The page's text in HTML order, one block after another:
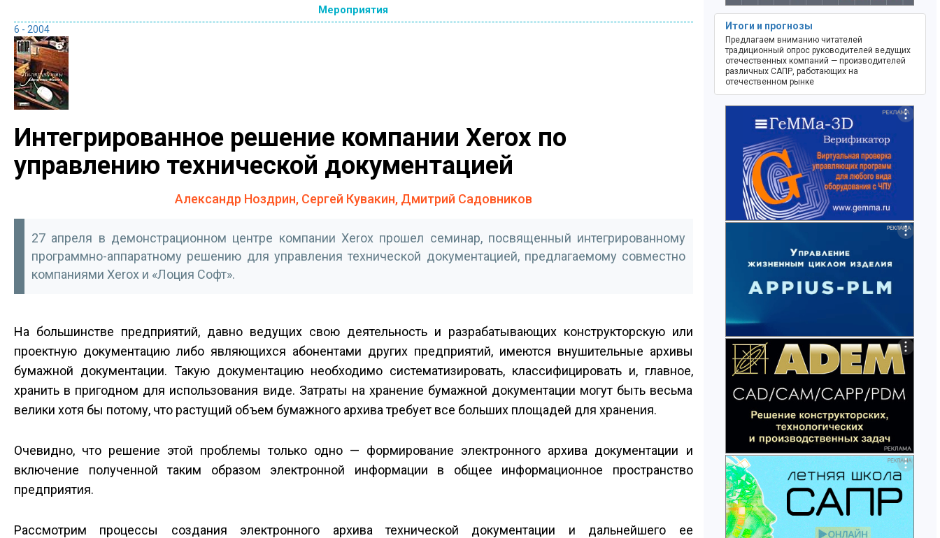
Мероприятия
6 - 2004
Интегрированное решение компании Xerox по
управлению технической документацией
Александр Ноздрин, Сергей Кувакин, Дмитрий Садовников
27 апреля в демонстрационном центре компании Xerox прошел семинар, посвященный интегрированному
программно-аппаратному решению для управления технической документацией, предлагаемому совместно
компаниями Xerox и «Лоция Софт».
На большинстве предприятий, давно ведущих свою деятельность и разрабатывающих конструкторскую или
проектную документацию либо являющихся абонентами других предприятий, имеются внушительные архивы
бумажной документации. Такую документацию необходимо систематизировать, классифицировать и, главное,
хранить в пригодном для использования виде. Затраты на хранение бумажной документации могут быть весьма
велики хотя бы потому, что растущий объем бумажного архива требует все больших площадей для хранения.
Очевидно, что решение этой проблемы только одно — формирование электронного архива документации и
включение полученной таким образом электронной информации в общее информационное пространство
предприятия.
Рассмотрим процессы создания электронного архива технической документации и дальнейшего ее
Итоги и прогнозы
Предлагаем вниманию читателей
традиционный опрос руководителей ведущих
отечественных компаний — производителей
различных САПР, работающих на
отечественном рынке